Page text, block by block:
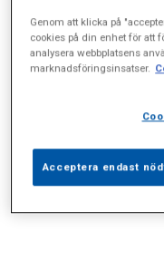
Genom att klicka på
cookies på din enhet för att
analysera webbplatsens
marknadsföringsinsatser.
Acceptera endast